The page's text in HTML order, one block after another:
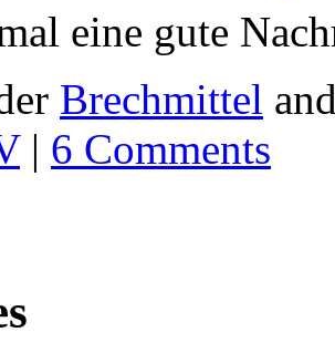
eine gute
Brechmittel
| 6 Comments